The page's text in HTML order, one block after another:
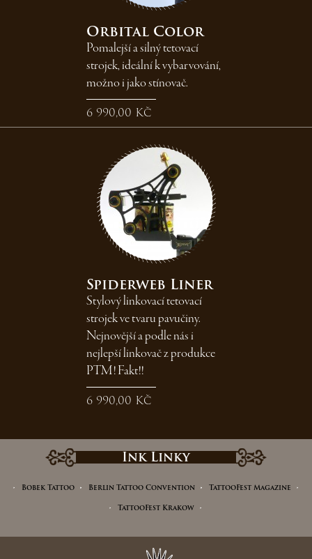
Orbital Color
Pomalejší a silný tetovací
strojek, ideální k vybarvování,
možno i jako stínovač.
6 990,00 Kč
Spiderweb Liner
Stylový linkovací tetovací
strojek ve tvaru pavučiny.
Nejnovější a podle nás i
nejlepší linkovač z produkce
PTM! Fakt!!
6 990,00 Kč
Ink Linky
Bobek Tattoo Berlin Tattoo Convention
TattooFest Magazine
TattooFest Krakow